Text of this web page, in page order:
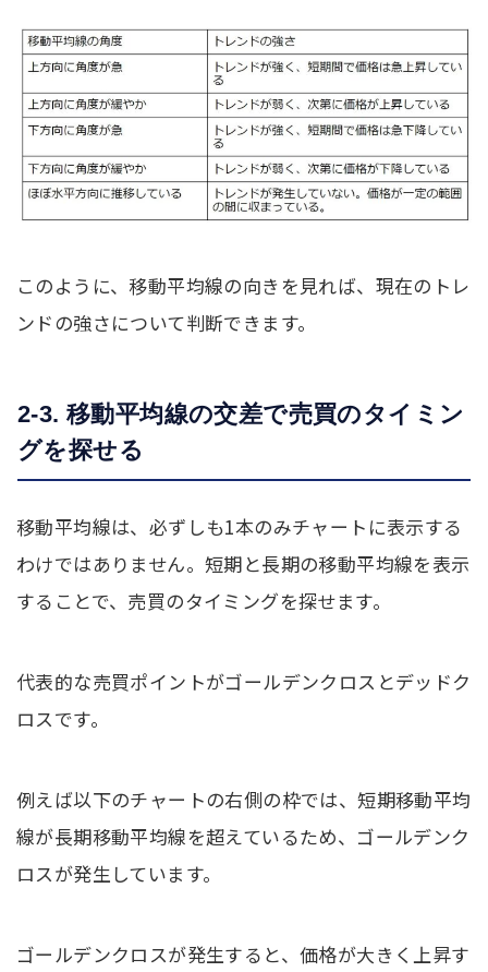
このように、移動平均線の向きを見れば、現在のトレ
ンドの強さについて判断できます。
2-3. 移動平均線の交差で売買のタイミン
グを探せる
移動平均線は、必ずしも1本のみチャートに表示する
わけではありません。短期と長期の移動平均線を表示
することで、売買のタイミングを探せます。
代表的な売買ポイントがゴールデンクロスとデッドク
ロスです。
例えば以下のチャートの右側の枠では、短期移動平均
線が長期移動平均線を超えているため、ゴールデンク
ロスが発生しています。
ゴールデンクロスが発生すると、価格が大きく上昇す